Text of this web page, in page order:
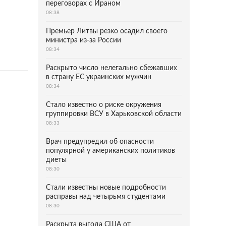
переговорах с Ираном
08:38
Премьер Литвы резко осадил своего
министра из-за России
08:34
Раскрыто число нелегально сбежавших
в страну ЕС украинских мужчин
08:34
Стало известно о риске окружения
группировки ВСУ в Харьковской области
08:33
Врач предупредил об опасности
популярной у американских политиков
диеты
08:30
Стали известны новые подробности
расправы над четырьмя студентами
08:30
Раскрыта выгода США от